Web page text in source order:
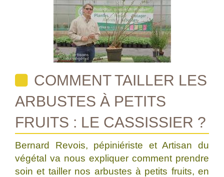
COMMENT TAILLER LES
ARBUSTES À PETITS
FRUITS : LE CASSISSIER ?
Bernard Revois, pépiniériste et Artisan du
végétal va nous expliquer comment prendre
soin et tailler nos arbustes à petits fruits, en